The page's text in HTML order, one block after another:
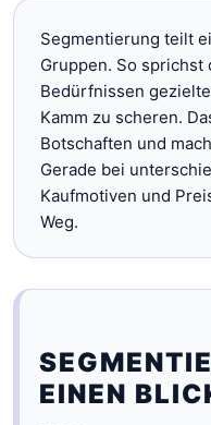
Segmentierung teilt
Gruppen. So sprichst
Bedürfnissen
Kamm zu scheren.
Botschaften und
Gerade bei
Kaufmotiven und
Weg.
EINEN